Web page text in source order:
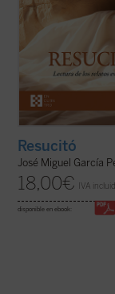
Resucitó
José Miguel García
18,00€ IVA
disponible en ebook: